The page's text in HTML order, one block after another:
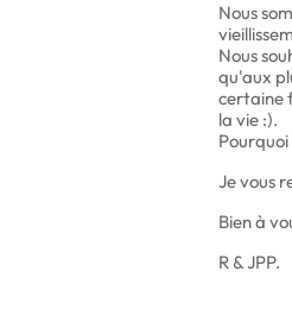
Nous
Nous
qu'aux
certaine
la vie :).
Je vous
Bien à
R & JPP.